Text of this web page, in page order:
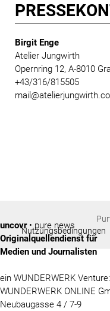
Birgit Enge
Atelier Jungwirth
Opernring 12, A-8010
+43/316/815505
Nutzungsbedingungen
uncovr• pure news
Originalquellendienst für
Medien und Journalisten
ein WUNDERWERK Venture:
WUNDERWERK ONLINE
Neubaugasse 4 / 7-9